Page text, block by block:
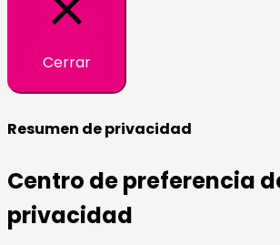
Cerrar
Resumen de privacidad
Centro de preferencia
privacidad